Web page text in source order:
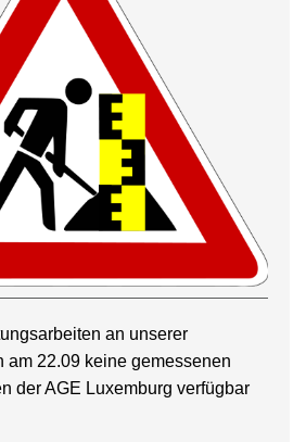
an unserer
am 22.09 keine gemessenen
der AGE Luxemburg verfügbar